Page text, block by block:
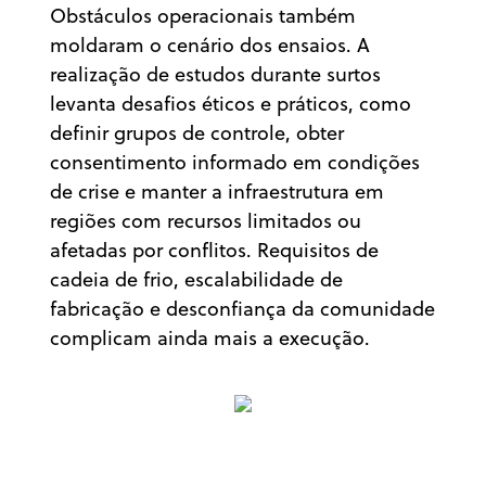
Obstáculos operacionais também
moldaram o cenário dos ensaios. A
realização de estudos durante surtos
levanta desafios éticos e práticos, como
definir grupos de controle, obter
consentimento informado em condições
de crise e manter a infraestrutura em
regiões com recursos limitados ou
afetadas por conflitos. Requisitos de
cadeia de frio, escalabilidade de
fabricação e desconfiança da comunidade
complicam ainda mais a execução.